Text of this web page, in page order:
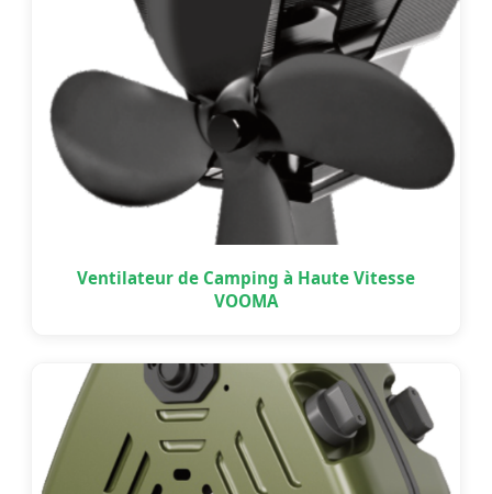
Ventilateur de Camping à Haute Vitesse
VOOMA